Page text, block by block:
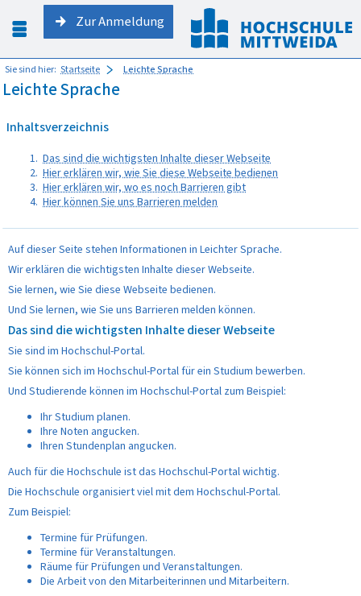
Zur Anmeldung
Sie sind hier: Startseite Leichte Sprache
Leichte Sprache
Inhaltsverzeichnis
Das sind die wichtigsten Inhalte dieser Webseite
Hier erklären wir, wie Sie diese Webseite bedienen
Hier erklären wir, wo es noch Barrieren gibt
Hier können Sie uns Barrieren melden
Auf dieser Seite stehen Informationen in Leichter Sprache.
Wir erklären die wichtigsten Inhalte dieser Webseite.
Sie lernen, wie Sie diese Webseite bedienen.
Und Sie lernen, wie Sie uns Barrieren melden können.
Das sind die wichtigsten Inhalte dieser Webseite
Sie sind im Hochschul-Portal.
Sie können sich im Hochschul-Portal für ein Studium bewerben.
Und Studierende können im Hochschul-Portal zum Beispiel:
Ihr Studium planen.
Ihre Noten angucken.
Ihren Stundenplan angucken.
Auch für die Hochschule ist das Hochschul-Portal wichtig.
Die Hochschule organisiert viel mit dem Hochschul-Portal.
Zum Beispiel:
Termine für Prüfungen.
Termine für Veranstaltungen.
Räume für Prüfungen und Veranstaltungen.
Die Arbeit von den Mitarbeiterinnen und Mitarbeitern.